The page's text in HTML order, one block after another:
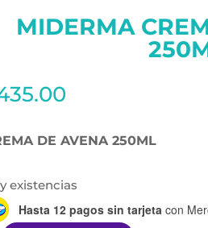
MIDERMA
DE AVENA 250ML
existencias
Hasta 12 pagos sin tarjeta con